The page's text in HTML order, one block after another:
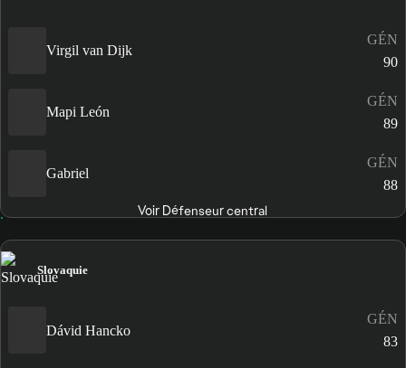
Virgil van Dijk
GÉN
90
Mapi León
GÉN
89
Gabriel
GÉN
88
Voir Défenseur central
Slovaquie
Dávid Hancko
GÉN
83